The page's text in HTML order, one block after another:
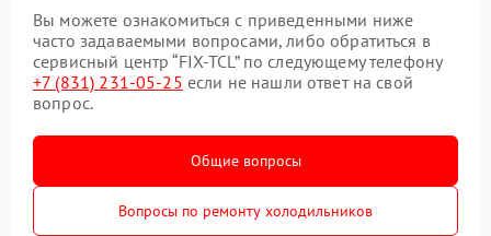
Вы можете ознакомиться с приведенными ниже
часто задаваемыми вопросами, либо обратиться в
сервисный центр “FIX-TCL” по следующему телефону
+7 (831) 231-05-25 если не нашли ответ на свой
вопрос.
Общие вопросы
Вопросы по ремонту холодильников